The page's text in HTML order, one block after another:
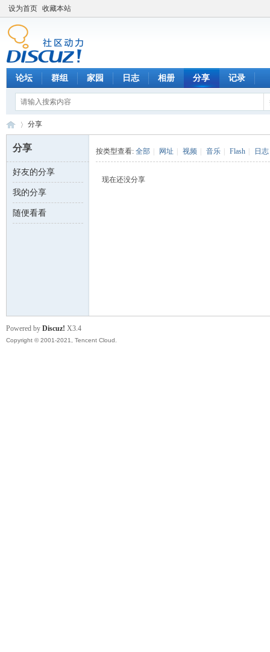
设为首页 收藏本站
论坛 群组 家园 日志 相册 分享 记录
数 ›
分享
分享
好友的分享
我的分享
随便看看
按类型查看: 全部 网址 视频 音乐 Flash 日志
现在还没分享
Powered by Discuz! X3.4
Copyright © 2001-2021, Tencent Cloud.